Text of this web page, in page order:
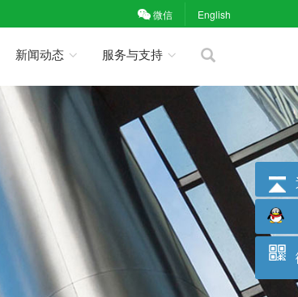
新闻动态 服务与支持
微信 English